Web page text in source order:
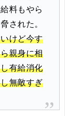
料もやら
された。
けど今す
親身に相
有給消化
無敵すぎ